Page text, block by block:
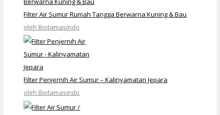
Filter Air Sumur Rumah Tangga Berwarna Kuning & Bau
oleh Biotamasindo
Filter Penjernih Air Sumur – Kalinyamatan Jepara
oleh Biotamasindo